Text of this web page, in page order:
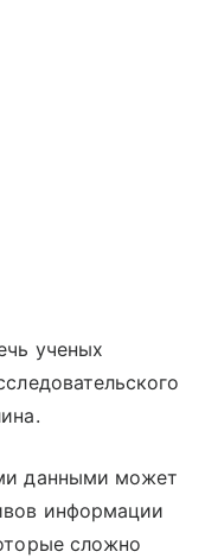
ученых
данными может
информации
сложно